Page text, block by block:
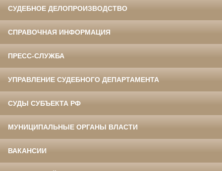
СУДЕБНОЕ ДЕЛОПРОИЗВОДСТВО
СПРАВОЧНАЯ ИНФОРМАЦИЯ
ПРЕСС-СЛУЖБА
УПРАВЛЕНИЕ СУДЕБНОГО ДЕПАРТАМЕНТА
СУДЫ СУБЪЕКТА РФ
МУНИЦИПАЛЬНЫЕ ОРГАНЫ ВЛАСТИ
ВАКАНСИИ